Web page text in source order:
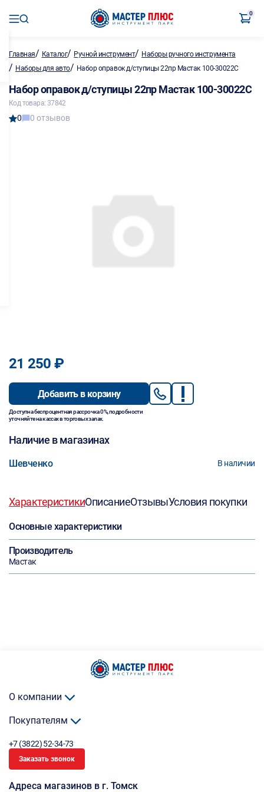
0
Главная/ Каталог/ Ручной инструмент/ Наборы ручного инструмента
/ Наборы для авто/ Набор оправок д/ступицы 22пр Мастак 100-30022С
Набор оправок д/ступицы 22пр Мастак 100-30022С
Код товара: 37842
0 0 отзывов
21 250 ₽
Добавить в корзину
Доступна беспроцентная рассрочка 0%, подробности
уточняйте на кассах в торговых залах.
Наличие в магазинах
Шевченко В наличии
ХарактеристикиОписаниеОтзывыУсловия покупки
Основные характеристики
Производитель
Мастак
О компании
Покупателям
+7 (3822) 52-34-73
Заказать звонок
Адреса магазинов в г. Томск